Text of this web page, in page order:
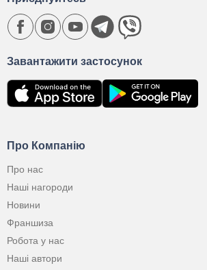
Про Компанію
Про нас
Наші нагороди
Новини
Франшиза
Робота у нас
Наші автори
Завантажити застосунок